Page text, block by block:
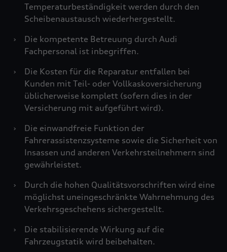
Temperaturbeständigkeit werden durch den
Scheibenaustausch wiederhergestellt.
›
Die kompetente Betreuung durch Audi
Fachpersonal ist inbegriffen.
›
Die Kosten für die Reparatur entfallen bei
Kunden mit Teil- oder Vollkaskoversicherung
üblicherweise komplett (sofern dies in der
Versicherung mit aufgeführt wird).
›
Die einwandfreie Funktion der
Fahrerassistenzsysteme sowie die Sicherheit von
Insassen und anderen Verkehrsteilnehmern sind
gewährleistet.
›
Durch die hohen Qualitätsvorschriften wird eine
möglichst uneingeschränkte Wahrnehmung des
Verkehrsgeschehens sichergestellt.
›
Die stabilisierende Wirkung auf die
Fahrzeugstatik wird beibehalten.